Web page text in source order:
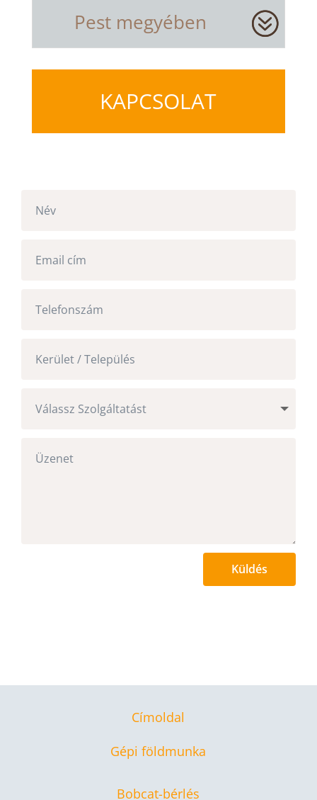
Pest megyében
KAPCSOLAT
Küldés
Címoldal
Gépi földmunka
Bobcat-bérlés